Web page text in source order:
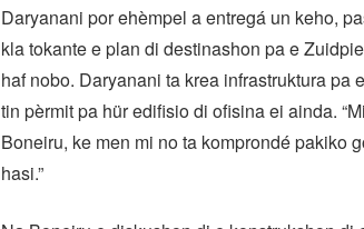
Daryanani por ehèmpel a entregá un keho,
kla tokante e plan di destinashon pa e
haf nobo. Daryanani ta krea infrastruktura pa
tin pèrmit pa hür edifisio di ofisina ei ainda.
Boneiru, ke men mi no ta komprondé pakiko
hasi.”